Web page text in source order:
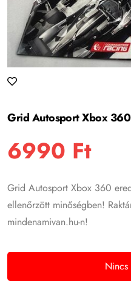
Grid Autosport Xbox
6990 Ft
Grid Autosport Xbox 360
ellenőrzött minőségben!
mindenamivan.hu-n!
Nincs